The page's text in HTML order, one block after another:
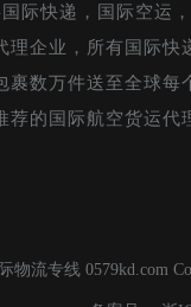
际快递，国际空运
理企业，所有国际快
裹数万件送至全球每
荐的国际航空货运代
物流专线 0579kd.com